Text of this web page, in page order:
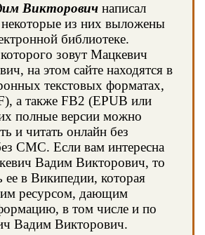
Викторович написал
некоторые из них выложены
библиотеке.
зовут Мацкевич
на этом сайте находятся в
текстовых форматах,
а также FB2 (EPUB или
полные версии можно
и читать онлайн без
СМС. Если вам интересна
Вадим Викторович, то
в Википедии, которая
ресурсом, дающим
в том числе и по
Вадим Викторович.